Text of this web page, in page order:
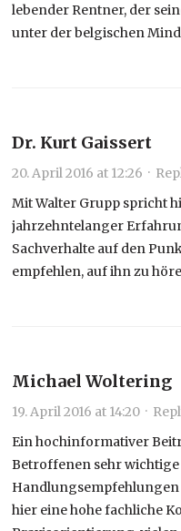
lebender Rentner, der
unter der belgischen
Dr. Kurt Gaissert
20. April 2016 at 12:26 ·
Mit Walter Grupp spricht
jahrzehntelanger
Sachverhalte auf den
empfehlen, auf ihn zu
Michael Woltering
19. April 2016 at 14:20 ·
Ein hochinformativer
Betroffenen sehr
hier eine hohe fachliche